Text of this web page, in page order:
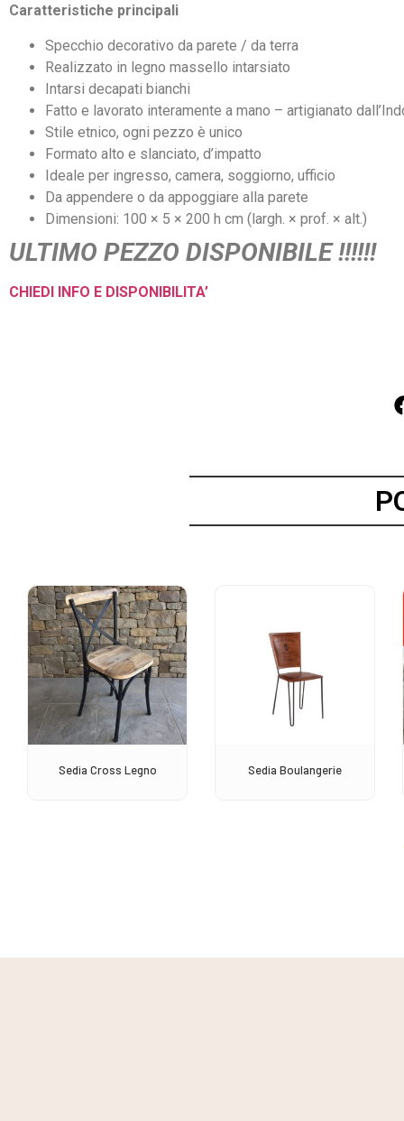
Caratteristiche principali
Specchio decorativo da parete / da terra
Realizzato in legno massello intarsiato
Intarsi decapati bianchi
Fatto e lavorato interamente a mano – artigianato
Stile etnico, ogni pezzo è unico
Formato alto e slanciato, d’impatto
Ideale per ingresso, camera, soggiorno, ufficio
Da appendere o da appoggiare alla parete
Dimensioni: 100 × 5 × 200 h cm (largh. × prof. × alt.)
ULTIMO PEZZO DISPONIBILE !!!!!!
CHIEDI INFO E DISPONIBILITA’
Sedia Cross Legno Sedia Boulangerie